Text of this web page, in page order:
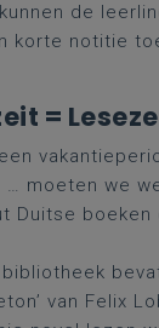
de
korte notitie
=
… moeten we
Duitse
van Felix